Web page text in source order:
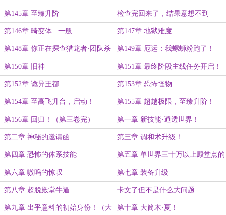
第145章 至臻升阶 检查完回来了，结果意想不到
第146章 畸变体...一般 第147章 地狱难度
第148章 你正在探查猎龙者·团队杀
手·二阶竞技场至强
第149章 厄运：我螺蛳粉跑了！
（大章）
第150章 旧神 第151章 最终阶段主线任务开启！
第152章 诡异王都 第153章 恐怖怪物
第154章 至高飞升台，启动！ 第155章 超越极限，至臻升阶！
（8K大章！）
第156章 回归！（第三卷完） 第一章 新技能·通透世界！
第二章 神秘的邀请函 第三章 调和术升级！
第四章 恐怖的体系技能 第五章 单世界三十万以上殿堂点的
收获！
第六章 嗷呜的惊叹 第七章 装备升级
第八章 超脱殿堂牛逼 卡文了但不是什么大问题
第九章 出乎意料的初始身份！（大 第十章 大筒木·夏！